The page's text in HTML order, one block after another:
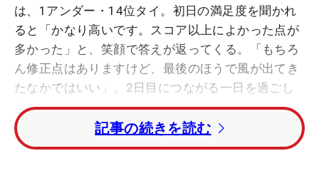
は、1アンダー・14位タイ。初日の満足度を聞かれ
ると「かなり高いです。スコア以上によかった点が
多かった」と、笑顔で答えが返ってくる。「もちろ
ん修正点はありますけど、最後のほうで風が出てき
たなかではいい」。2日目につながる一日を過ごし
た。
10番から出た初日は、11番で先にボギーが来たもの
記事の続きを読む